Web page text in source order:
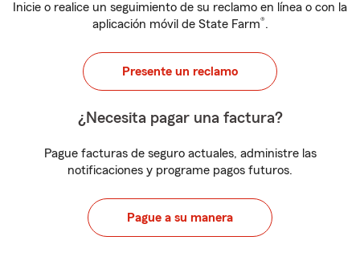
Inicie o realice un seguimiento de su reclamo en línea o con la
aplicación móvil de State Farm®.
Presente un reclamo
¿Necesita pagar una factura?
Pague facturas de seguro actuales, administre las
notificaciones y programe pagos futuros.
Pague a su manera